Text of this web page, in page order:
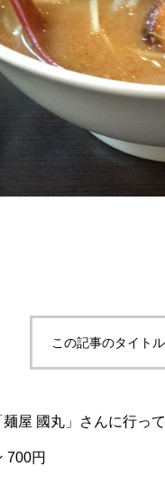
この記事のタイト
屋 國丸」さんに行って
700円